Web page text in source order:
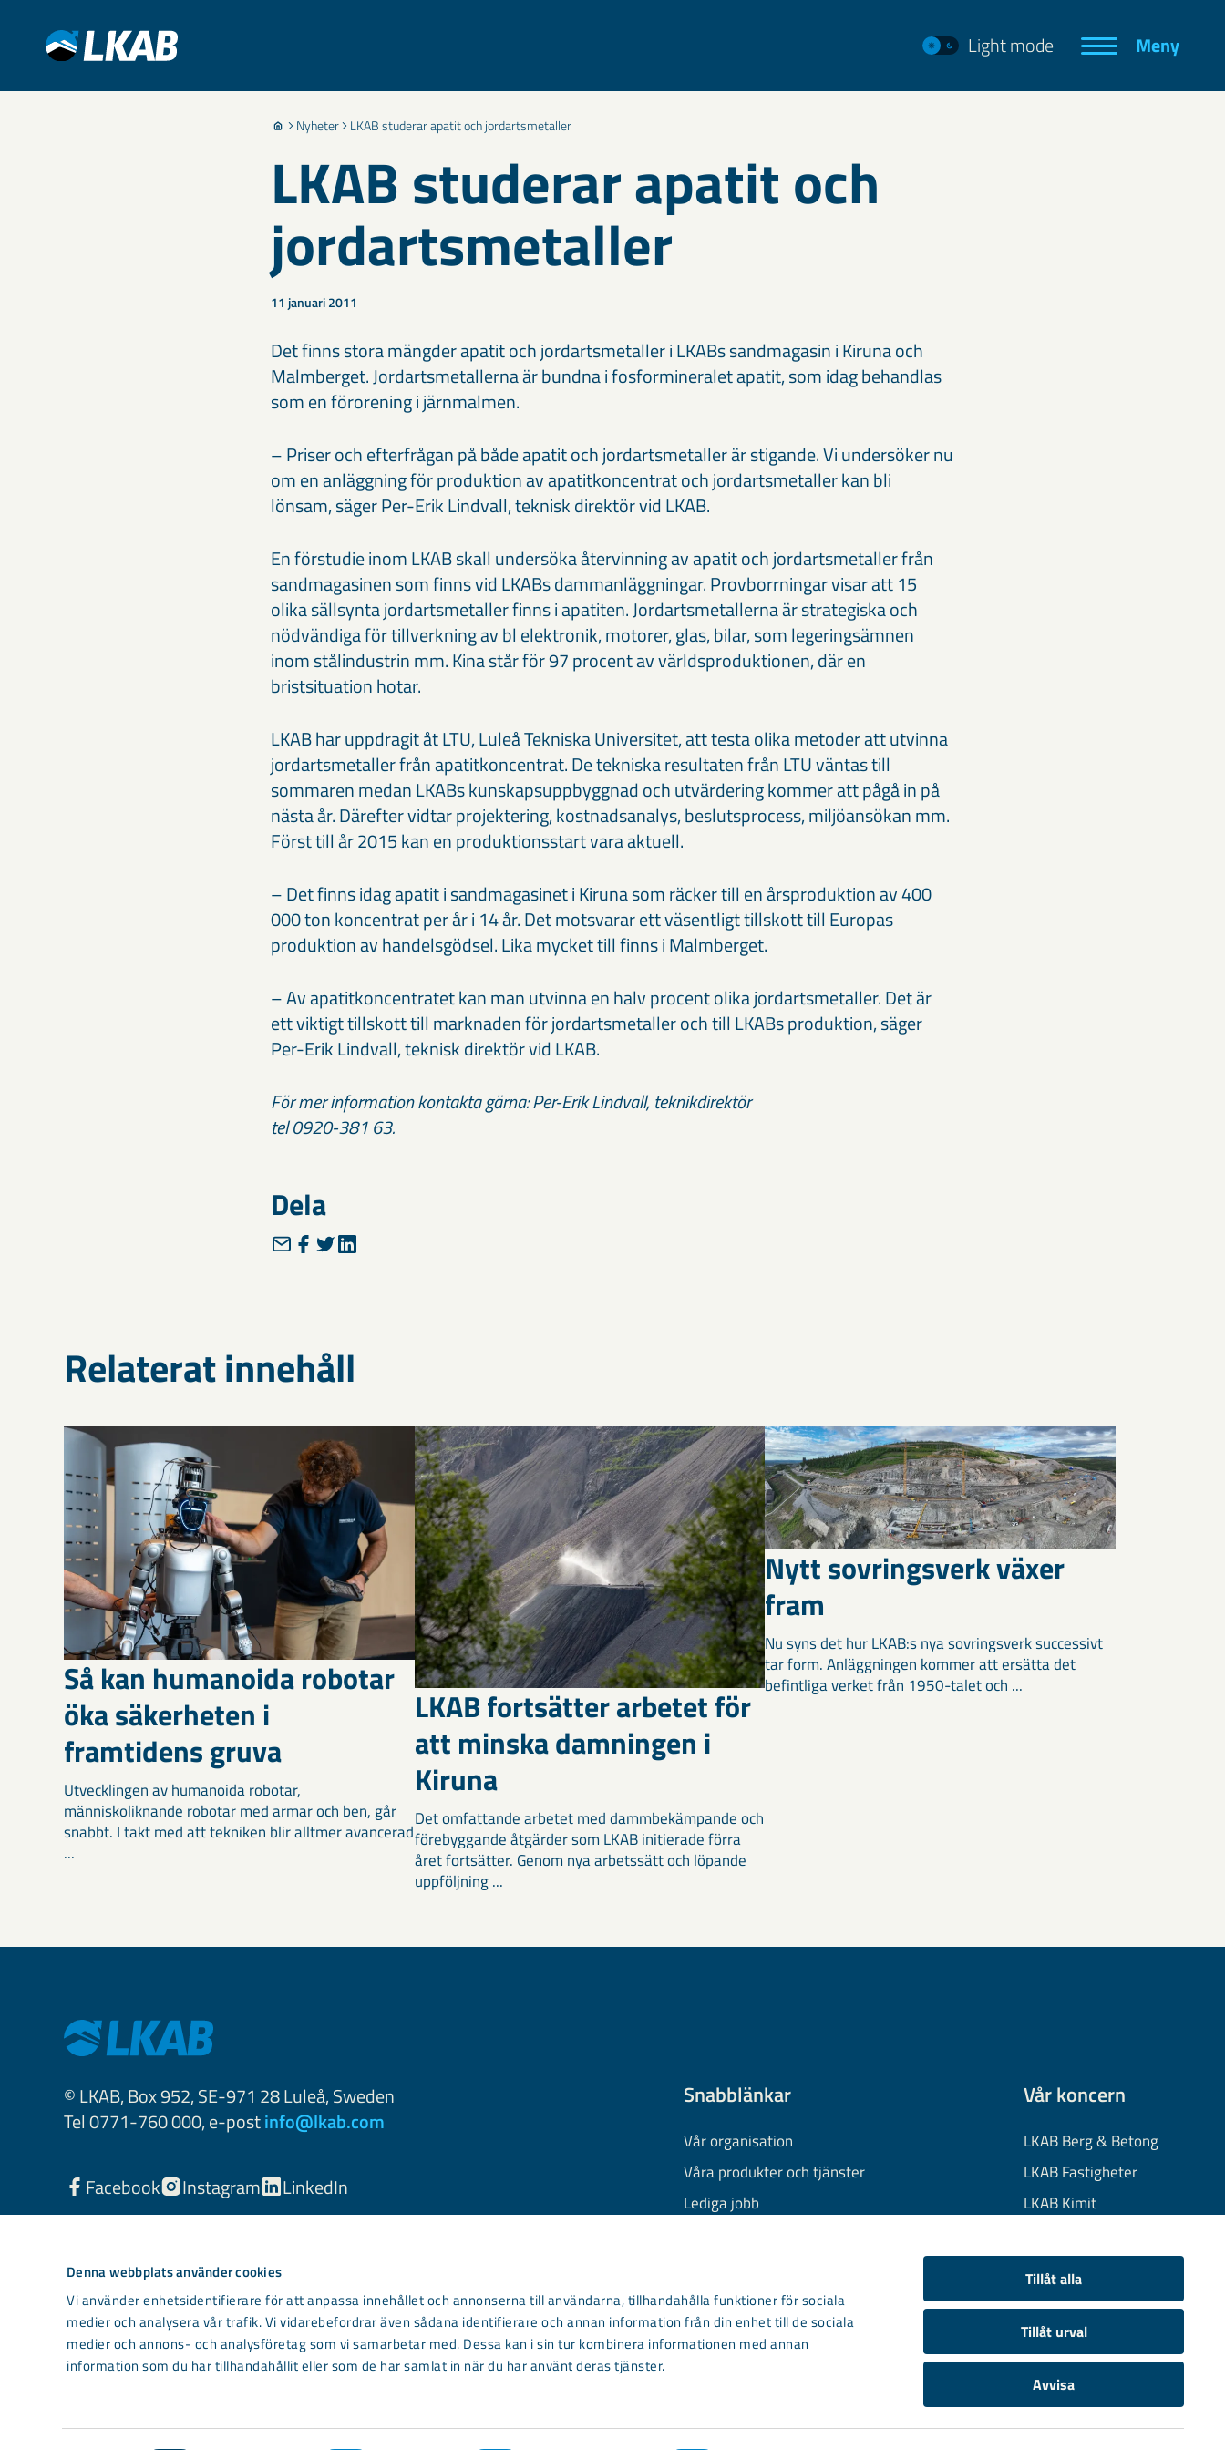
Denna webbplats använder cookies
Vi använder enhetsidentifierare för att anpassa innehållet och annonserna till användarna, tillhandahålla funktioner för sociala
medier och analysera vår trafik. Vi vidarebefordrar även sådana identifierare och annan information från din enhet till de sociala
medier och annons- och analysföretag som vi samarbetar med. Dessa kan i sin tur kombinera informationen med annan
information som du har tillhandahållit eller som de har samlat in när du har använt deras tjänster.
Tillåt alla
Tillåt urval
Avvisa
Light mode Meny
Nyheter LKAB studerar apatit och jordartsmetaller
LKAB studerar apatit och
jordartsmetaller
11 januari 2011
Det finns stora mängder apatit och jordartsmetaller i LKABs sandmagasin i Kiruna och
Malmberget. Jordartsmetallerna är bundna i fosformineralet apatit, som idag behandlas
som en förorening i järnmalmen.
– Priser och efterfrågan på både apatit och jordartsmetaller är stigande. Vi undersöker nu
om en anläggning för produktion av apatitkoncentrat och jordartsmetaller kan bli
lönsam, säger Per-Erik Lindvall, teknisk direktör vid LKAB.
En förstudie inom LKAB skall undersöka återvinning av apatit och jordartsmetaller från
sandmagasinen som finns vid LKABs dammanläggningar. Provborrningar visar att 15
olika sällsynta jordartsmetaller finns i apatiten. Jordartsmetallerna är strategiska och
nödvändiga för tillverkning av bl elektronik, motorer, glas, bilar, som legeringsämnen
inom stålindustrin mm. Kina står för 97 procent av världsproduktionen, där en
bristsituation hotar.
LKAB har uppdragit åt LTU, Luleå Tekniska Universitet, att testa olika metoder att utvinna
jordartsmetaller från apatitkoncentrat. De tekniska resultaten från LTU väntas till
sommaren medan LKABs kunskapsuppbyggnad och utvärdering kommer att pågå in på
nästa år. Därefter vidtar projektering, kostnadsanalys, beslutsprocess, miljöansökan mm.
Först till år 2015 kan en produktionsstart vara aktuell.
– Det finns idag apatit i sandmagasinet i Kiruna som räcker till en årsproduktion av 400
000 ton koncentrat per år i 14 år. Det motsvarar ett väsentligt tillskott till Europas
produktion av handelsgödsel. Lika mycket till finns i Malmberget.
– Av apatitkoncentratet kan man utvinna en halv procent olika jordartsmetaller. Det är
ett viktigt tillskott till marknaden för jordartsmetaller och till LKABs produktion, säger
Per-Erik Lindvall, teknisk direktör vid LKAB.
För mer information kontakta gärna: Per-Erik Lindvall, teknikdirektör
tel 0920-381 63.
Dela
Relaterat innehåll
Så kan humanoida robotar
öka säkerheten i
framtidens gruva
Utvecklingen av humanoida robotar,
människoliknande robotar med armar och ben, går
snabbt. I takt med att tekniken blir alltmer avancerad
...
LKAB fortsätter arbetet för
att minska damningen i
Kiruna
Det omfattande arbetet med dammbekämpande och
förebyggande åtgärder som LKAB initierade förra
året fortsätter. Genom nya arbetssätt och löpande
uppföljning ...
Nytt sovringsverk växer
fram
Nu syns det hur LKAB:s nya sovringsverk successivt
tar form. Anläggningen kommer att ersätta det
befintliga verket från 1950-talet och ...
© LKAB, Box 952, SE-971 28 Luleå, Sweden
Tel 0771-760 000, e-postinfo@lkab.com
Facebook Instagram LinkedIn
Snabblänkar
Vår organisation
Våra produkter och tjänster
Lediga jobb
Information om cookies
Kontakta oss
Vår koncern
LKAB Berg & Betong
LKAB Fastigheter
LKAB Kimit
LKAB Wassara
Samhällsutveckling
Light mode